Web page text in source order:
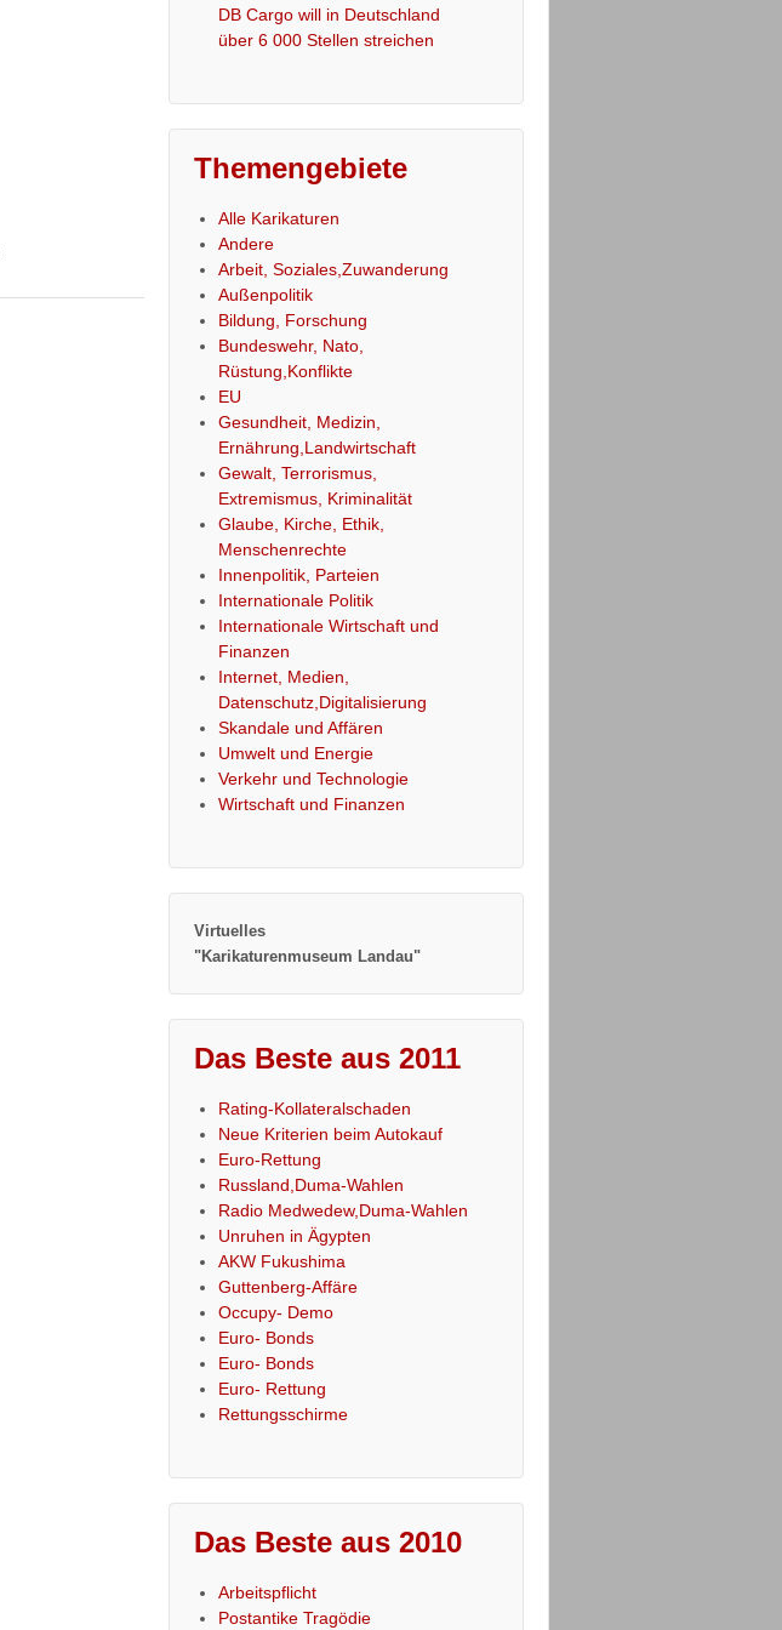
DB Cargo will in Deutschland
über 6 000 Stellen streichen
Themengebiete
Alle Karikaturen
Andere
Arbeit, Soziales,Zuwanderung
Außenpolitik
Bildung, Forschung
Bundeswehr, Nato,
Rüstung,Konflikte
EU
Gesundheit, Medizin,
Ernährung,Landwirtschaft
Gewalt, Terrorismus,
Extremismus, Kriminalität
Glaube, Kirche, Ethik,
Menschenrechte
Innenpolitik, Parteien
Internationale Politik
Internationale Wirtschaft und
Finanzen
Internet, Medien,
Datenschutz,Digitalisierung
Skandale und Affären
Umwelt und Energie
Verkehr und Technologie
Wirtschaft und Finanzen
Virtuelles
"Karikaturenmuseum Landau"
Das Beste aus 2011
Rating-Kollateralschaden
Neue Kriterien beim Autokauf
Euro-Rettung
Russland,Duma-Wahlen
Radio Medwedew,Duma-Wahlen
Unruhen in Ägypten
AKW Fukushima
Guttenberg-Affäre
Occupy- Demo
Euro- Bonds
Euro- Bonds
Euro- Rettung
Rettungsschirme
Das Beste aus 2010
Arbeitspflicht
Postantike Tragödie